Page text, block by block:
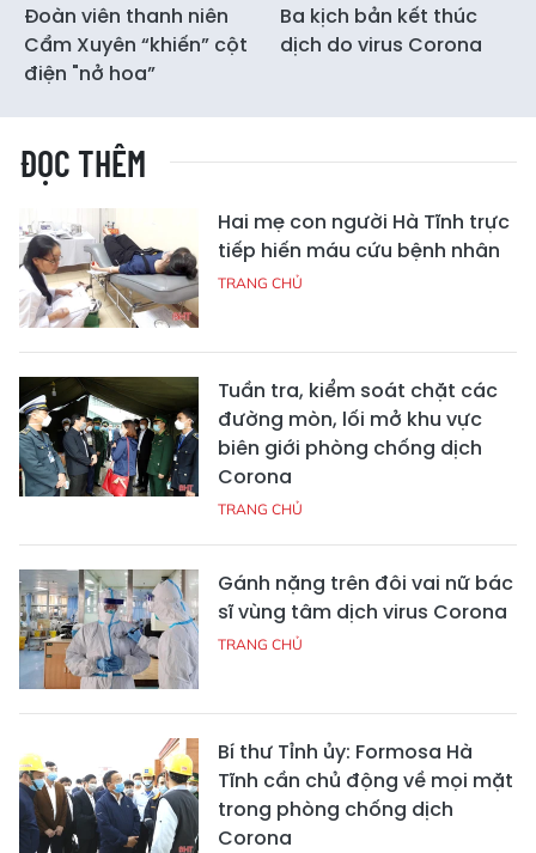
Đoàn viên thanh niên
Cẩm Xuyên “khiến” cột
điện "nở hoa”
Ba kịch bản kết thúc
dịch do virus Corona
ĐỌC THÊM
Hai mẹ con người Hà Tĩnh trực
tiếp hiến máu cứu bệnh nhân
TRANG CHỦ
Tuần tra, kiểm soát chặt các
đường mòn, lối mở khu vực
biên giới phòng chống dịch
Corona
TRANG CHỦ
Gánh nặng trên đôi vai nữ bác
sĩ vùng tâm dịch virus Corona
TRANG CHỦ
Bí thư Tỉnh ủy: Formosa Hà
Tĩnh cần chủ động về mọi mặt
trong phòng chống dịch
Corona